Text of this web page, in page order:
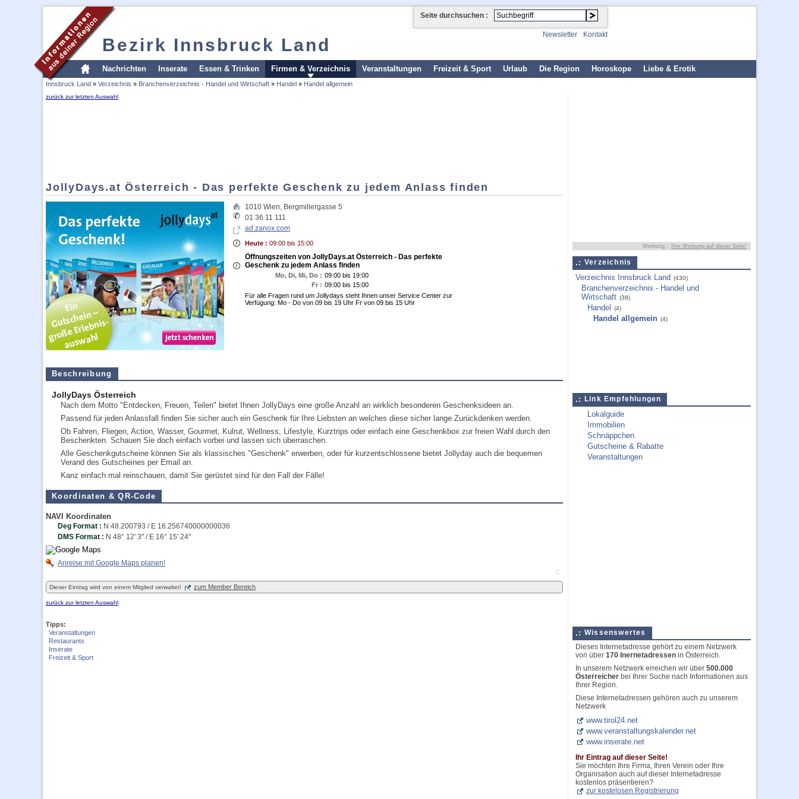
Bezirk Innsbruck Land
Seite durchsuchen :
Newsletter Kontakt
Nachrichten Inserate Essen & Trinken Firmen & Verzeichnis Veranstaltungen Freizeit & Sport Urlaub Die Region Horoskope Liebe & Erotik
Innsbruck Land » Verzeichnis » Branchenverzeichnis - Handel und Wirtschaft » Handel » Handel allgemein
zurück zur letzten Auswahl
JollyDays.at Österreich - Das perfekte Geschenk zu jedem Anlass finden
1010 Wien, Bergmillergasse 5
01 36 11 111
ad.zanox.com
Heute : 09:00 bis 15:00
Öffnungszeiten von JollyDays.at Österreich - Das perfekte
Geschenk zu jedem Anlass finden
Mo, Di, Mi, Do : 09:00 bis 19:00
Fr : 09:00 bis 15:00
Für alle Fragen rund um Jollydays steht Ihnen unser Service Center zur
Verfügung: Mo - Do von 09 bis 19 Uhr Fr von 09 bis 15 Uhr
Beschreibung
JollyDays Österreich
Nach dem Motto "Entdecken, Freuen, Teilen" bietet Ihnen JollyDays eine große Anzahl an wirklich besonderen Geschenksideen an.
Passend für jeden Anlassfall finden Sie sicher auch ein Geschenk für Ihre Liebsten an welches diese sicher lange Zurückdenken werden.
Ob Fahren, Fliegen, Action, Wasser, Gourmet, Kulrut, Wellness, Lifestyle, Kurztrips oder einfach eine Geschenkbox zur freien Wahl durch den
Beschenkten. Schauen Sie doch einfach vorbei und lassen sich überraschen.
Alle Geschenkgutscheine können Sie als klassisches "Geschenk" erwerben, oder für kurzentschlossene bietet Jollyday auch die bequemen
Verand des Gutscheines per Email an.
Kanz einfach mal reinschauen, damit Sie gerüstet sind für den Fall der Fälle!
Koordinaten & QR-Code
NAVI Koordinaten
Deg Format : N 48.200793 / E 16.256740000000036
DMS Format : N 48° 12' 3'' / E 16° 15' 24''
Anreise mit Google Maps planen!
C
Dieser Eintrag wird von einem Mitglied verwaltet! zum Member Bereich
zurück zur letzten Auswahl
Tipps:
Veranstaltungen
Restaurants
Inserate
Freizeit & Sport
Werbung : Ihre Werbung auf dieser Seite!
Verzeichnis
Verzeichnis Innsbruck Land (430)
Branchenverzeichnis - Handel und
Wirtschaft (38)
Handel (4)
Handel allgemein (4)
Link Empfehlungen
Lokalguide
Immobilien
Schnäppchen
Gutscheine & Rabatte
Veranstaltungen
Wissenswertes
Dieses Internetadresse gehört zu einem Netzwerk
von über 170 Inernetadressen in Österreich.
In unserem Netzwerk erreichen wir über 500.000
Österreicher bei Ihrer Suche nach Informationen aus
Ihrer Region.
Diese Internetadressen gehören auch zu unserem
Netzwerk
www.tirol24.net
www.veranstaltungskalender.net
www.inserate.net
Ihr Eintrag auf dieser Seite!
Sie möchten Ihre Firma, Ihren Verein oder Ihre
Organisation auch auf dieser Internetadresse
kostenlos präsentieren?
zur kostelosen Registrierung